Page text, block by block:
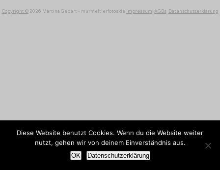
Copyright ©2026 Martina Gebert - murmeltierfotos.de Impressum AGBs Datenschutzerklärung
Diese Website benutzt Cookies. Wenn du die Website weiter
nutzt, gehen wir von deinem Einverständnis aus.
OK Datenschutzerklärung